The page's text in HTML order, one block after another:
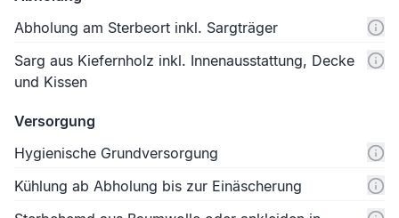
Abholung am Sterbeort inkl. Sargträger
Sarg aus Kiefernholz inkl. Innenausstattung, Decke
und Kissen
Versorgung
Hygienische Grundversorgung
Kühlung ab Abholung bis zur Einäscherung